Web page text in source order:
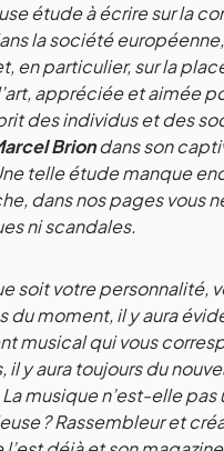
étude à écrire sur la
la société
en particulier, sur la
appréciée et aimée
des individus et des
Briondans son
telle étude manque
dans nos pages vous
ni scandales.
soit votre personnalité,
du moment, il y aura
musical qui vous
il y aura toujours du
musique n’est-elle pas
? Rassembleur et